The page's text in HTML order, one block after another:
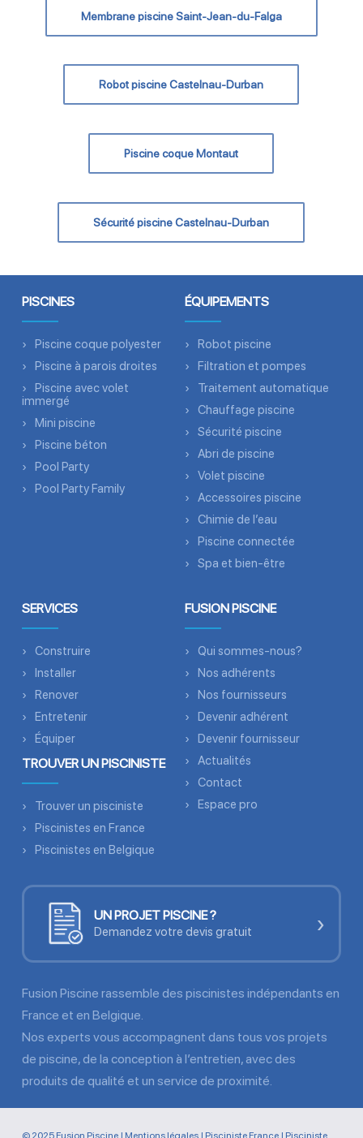
Membrane piscine Saint-Jean-du-Falga
Robot piscine Castelnau-Durban
Piscine coque Montaut
Sécurité piscine Castelnau-Durban
PISCINES
Piscine coque polyester
Piscine à parois droites
Piscine avec volet
immergé
Mini piscine
Piscine béton
Pool Party
Pool Party Family
ÉQUIPEMENTS
Robot piscine
Filtration et pompes
Traitement automatique
Chauffage piscine
Sécurité piscine
Abri de piscine
Volet piscine
Accessoires piscine
Chimie de l’eau
Piscine connectée
Spa et bien-être
SERVICES
Construire
Installer
Renover
Entretenir
Équiper
TROUVER UN PISCINISTE
Trouver un pisciniste
Piscinistes en France
Piscinistes en Belgique
FUSION PISCINE
Qui sommes-nous?
Nos adhérents
Nos fournisseurs
Devenir adhérent
Devenir fournisseur
Actualités
Contact
Espace pro
UN PROJET PISCINE ?
Demandez votre devis gratuit ›
Fusion Piscine rassemble des piscinistes indépendants en
France et en Belgique.
Nos experts vous accompagnent dans tous vos projets
de piscine, de la conception à l’entretien, avec des
produits de qualité et un service de proximité.
© 2025 Fusion Piscine | Mentions légales| Pisciniste France| Pisciniste